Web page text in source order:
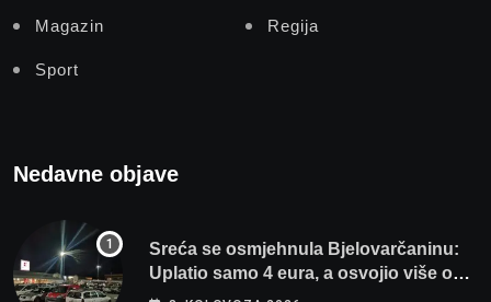
Magazin Regija
Sport
Nedavne objave
Sreća se osmjehnula Bjelovarčaninu:
Uplatio samo 4 eura, a osvojio više od
80 tisuća eura